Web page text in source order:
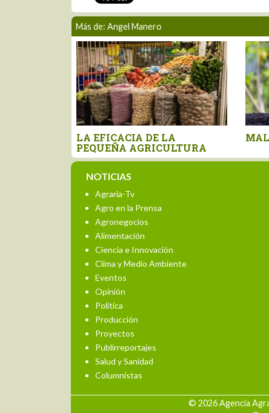
Más de: Angel Manero
o mala leche?
AGRO: LA REFORMA
ESCONDIDA
NOTICIAS
Agraria-Tv
Agro en la Prensa
Agronegocios
Alimentación
Ciencia e Innovación
Clima y Medio Ambiente
Eventos
Opinión
Política
Producción
Proyectos
Publirreportajes
Salud y Sanidad
Columnistas
© 2026 Agencia